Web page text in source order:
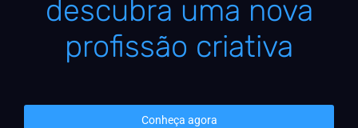
descubra uma nova
profissão criativa
Conheça agora